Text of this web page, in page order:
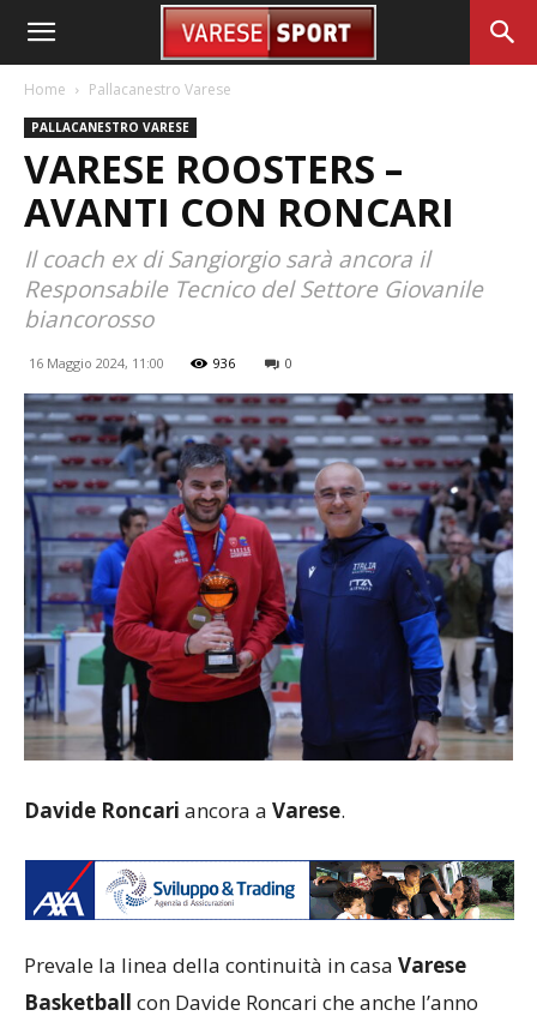
Home Pallacanestro Varese
PALLACANESTRO VARESE
VARESE ROOSTERS –
AVANTI CON RONCARI
Il coach ex di Sangiorgio sarà ancora il
Responsabile Tecnico del Settore Giovanile
biancorosso
16 Maggio 2024, 11:00 936 0
Davide Roncari ancora a Varese.
Prevale la linea della continuità in casa Varese
Basketball con Davide Roncari che anche l’anno